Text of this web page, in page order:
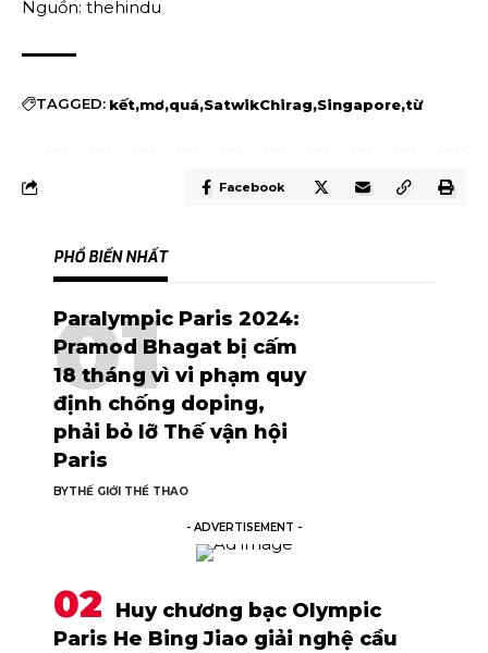
Nguồn: thehindu
TAGGED: kết mơ quá SatwikChirag Singapore từ
Facebook
PHỔ BIẾN NHẤT
Paralympic Paris 2024:
Pramod Bhagat bị cấm
18 tháng vì vi phạm quy
định chống doping,
phải bỏ lỡ Thế vận hội
Paris
BYTHẾ GIỚI THỂ THAO
- ADVERTISEMENT -
Huy chương bạc Olympic
Paris He Bing Jiao giải nghệ cầu